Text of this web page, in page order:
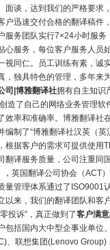
面谈，达到我们的严格要求
户迅速交付合格的翻译稿件
服务团队实行7×24小时服
心服务，每位客户服务人员
视同仁。员工训练有素，诚
，独具特色的管理，多年来
司|博雅翻译社拥有自主知识
创造了自己的网络业务管理
效率和准确率。博雅翻译社
编制了“博雅翻译社汉英（
根据客户的需求可提供使用
翻译服务质量，公司注重同
，英国翻译公司协会（ACT
量管理体系通过了ISO9001认
以来，我们的翻译团队和客
投诉”，真正做到了客户满
包括国内大中型企事业单位
、联想集团(Lenovo Group)